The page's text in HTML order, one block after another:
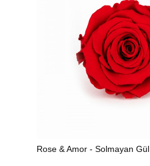
Rose & Amor - Solmayan Gül